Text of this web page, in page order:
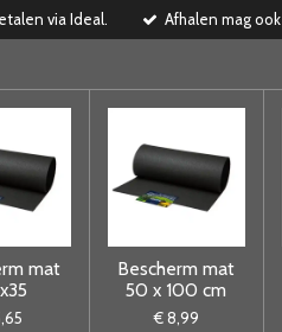
via Ideal. Afhalen mag ook
mat
Bescherm mat
50 x 100 cm
€ 8,99